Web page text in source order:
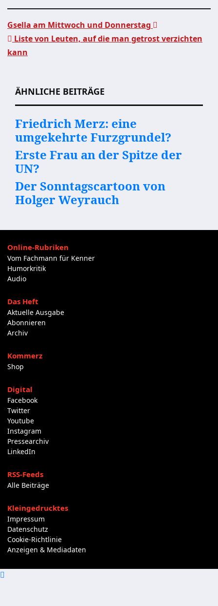
Beitragsnavigation
Gsella am Mittwoch und Donnerstag
Liste von Leuten, auf die man getrost verzichten
kann
ÄHNLICHE BEITRÄGE
Friedrich Merz: eine
umgekehrte Furzgrundel?
Erste Frau an der Spitze der
UN?
Der Sonntagscartoon von
Holger Weyrauch
Online-Rubriken
Vom Fachmann für Kenner
Humorkritik
Audio
Das Heft
Aktuelle Ausgabe
Abonnieren
Archiv
Kommerz
Shop
Digital
Facebook
Twitter
Youtube
Instagram
Pressearchiv
LinkedIn
RSS-Feeds
Alle Beiträge
Kleingedrucktes
Impressum
Datenschutz
Cookie-Richtlinie
Anzeigen & Mediadaten